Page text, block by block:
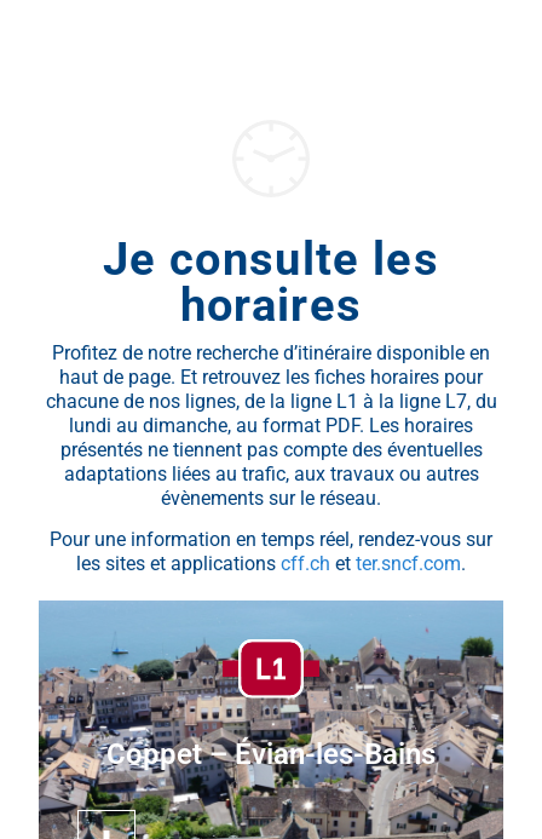
Je consulte les
horaires
Profitez de notre recherche d’itinéraire disponible en
haut de page. Et retrouvez les fiches horaires pour
chacune de nos lignes, de la ligne L1 à la ligne L7, du
lundi au dimanche, au format PDF. Les horaires
présentés ne tiennent pas compte des éventuelles
adaptations liées au trafic, aux travaux ou autres
évènements sur le réseau.
Pour une information en temps réel, rendez-vous sur
les sites et applications cff.ch et ter.sncf.com.
Coppet – Évian-les-Bains
Coppet – Évian-les-Bains